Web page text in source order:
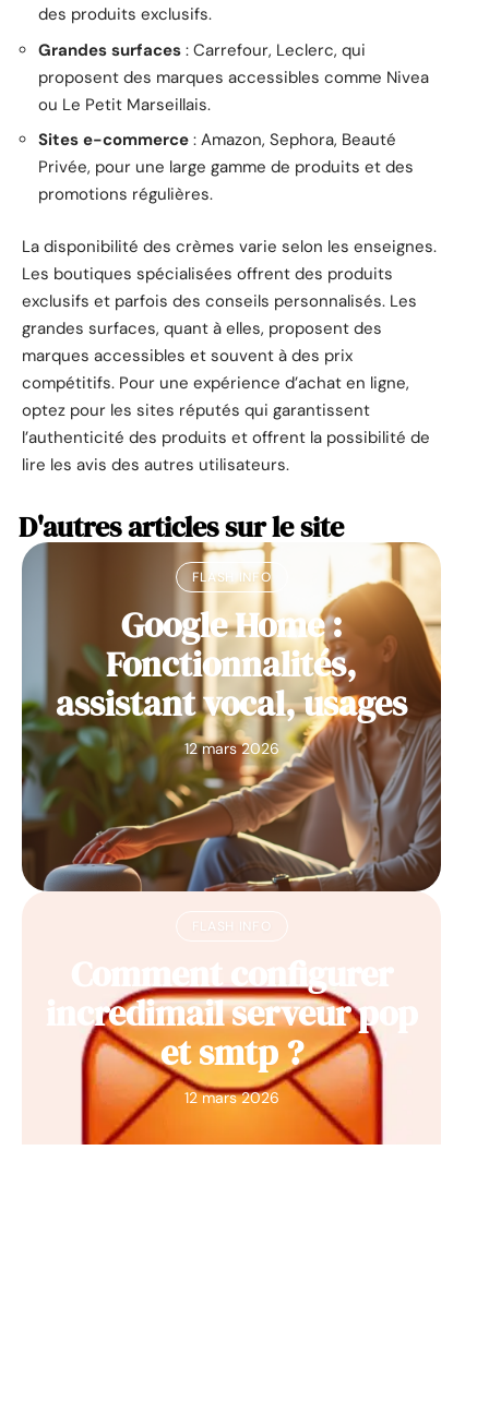
des produits exclusifs.
Grandes surfaces : Carrefour, Leclerc, qui
proposent des marques accessibles comme Nivea
ou Le Petit Marseillais.
Sites e-commerce : Amazon, Sephora, Beauté
Privée, pour une large gamme de produits et des
promotions régulières.
La disponibilité des crèmes varie selon les enseignes.
Les boutiques spécialisées offrent des produits
exclusifs et parfois des conseils personnalisés. Les
grandes surfaces, quant à elles, proposent des
marques accessibles et souvent à des prix
compétitifs. Pour une expérience d’achat en ligne,
optez pour les sites réputés qui garantissent
l’authenticité des produits et offrent la possibilité de
lire les avis des autres utilisateurs.
D'autres articles sur le site
FLASH INFO
Google Home :
Fonctionnalités,
assistant vocal, usages
12 mars 2026
FLASH INFO
Comment configurer
incredimail serveur pop
et smtp ?
12 mars 2026